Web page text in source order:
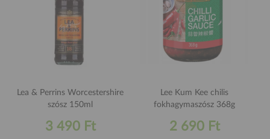
Lea & Perrins Worcestershire
szósz 150ml
3 490 Ft
Lee Kum Kee chilis
fokhagymaszósz 368g
2 690 Ft